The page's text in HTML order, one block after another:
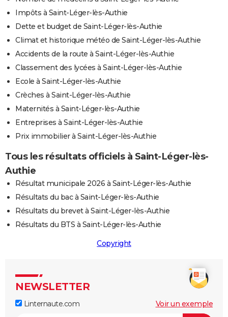
Impôts à Saint-Léger-lès-Authie
Dette et budget de Saint-Léger-lès-Authie
Climat et historique météo de Saint-Léger-lès-Authie
Accidents de la route à Saint-Léger-lès-Authie
Classement des lycées à Saint-Léger-lès-Authie
Ecole à Saint-Léger-lès-Authie
Crèches à Saint-Léger-lès-Authie
Maternités à Saint-Léger-lès-Authie
Entreprises à Saint-Léger-lès-Authie
Prix immobilier à Saint-Léger-lès-Authie
Tous les résultats officiels à Saint-Léger-lès-
Authie
Résultat municipale 2026 à Saint-Léger-lès-Authie
Résultats du bac à Saint-Léger-lès-Authie
Résultats du brevet à Saint-Léger-lès-Authie
Résultats du BTS à Saint-Léger-lès-Authie
Copyright
NEWSLETTER
Linternaute.com Voir un exemple